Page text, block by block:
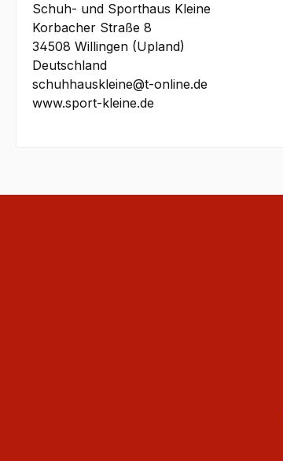
Schuh- und Sporthaus Kleine
Korbacher Straße 8
34508 Willingen (Upland)
Deutschland
schuhhauskleine@t-online.de
www.sport-kleine.de